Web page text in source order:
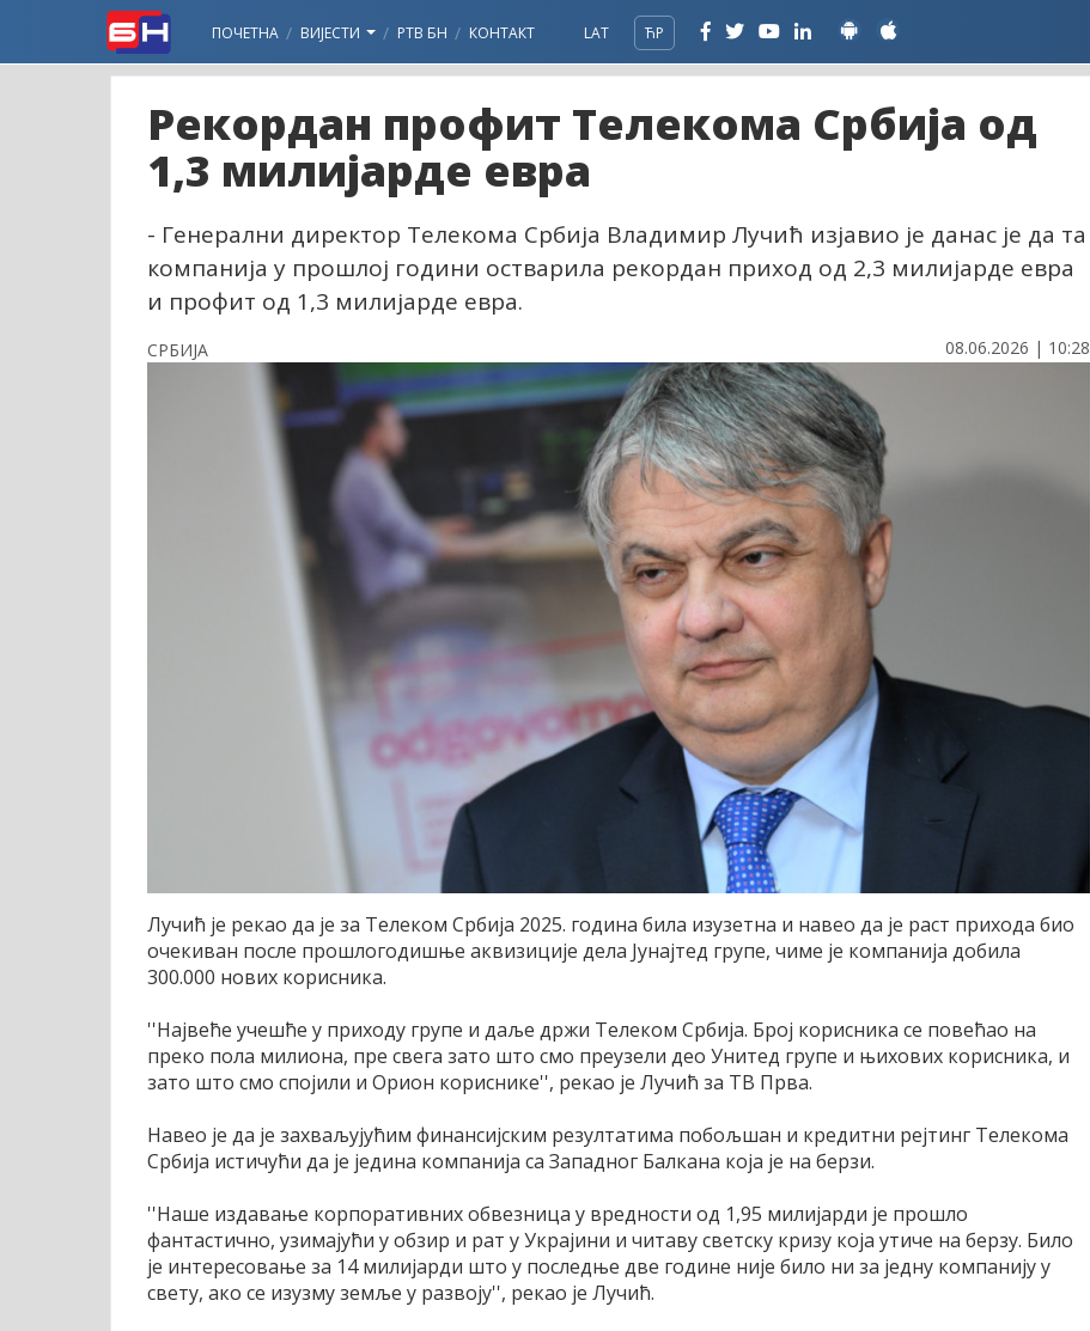
ПОЧЕТНА ВИЈЕСТИ РТВ БН КОНТАКТ LAT ЋР
Рекордан профит Телекома Србија од
1,3 милијарде евра
- Генерални директор Телекома Србија Владимир Лучић изјавио је данас је да та
компанија у прошлој години остварила рекордан приход од 2,3 милијарде евра
и профит од 1,3 милијарде евра.
СРБИЈА 08.06.2026 | 10:28
Лучић је рекао да је за Телеком Србија 2025. година била изузетна и навео да је раст прихода био
очекиван после прошлогодишње аквизиције дела Јунајтед групе, чиме је компанија добила
300.000 нових корисника.
''Највеће учешће у приходу групе и даље држи Телеком Србија. Број корисника се повећао на
преко пола милиона, пре свега зато што смо преузели део Унитед групе и њихових корисника, и
зато што смо спојили и Орион кориснике'', рекао је Лучић за ТВ Прва.
Навео је да је захваљујућим финансијским резултатима побољшан и кредитни рејтинг Телекома
Србија истичући да је једина компанија са Западног Балкана која је на берзи.
''Наше издавање корпоративних обвезница у вредности од 1,95 милијарди је прошло
фантастично, узимајући у обзир и рат у Украјини и читаву светску кризу која утиче на берзу. Било
је интересовање за 14 милијарди што у последње две године није било ни за једну компанију у
свету, ако се изузму земље у развоју'', рекао је Лучић.